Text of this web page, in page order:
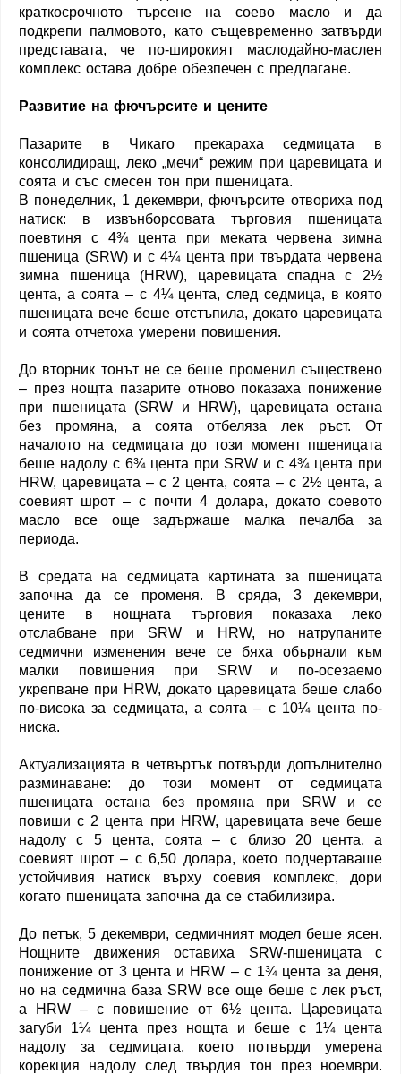
краткосрочното търсене на соево масло и да
подкрепи палмовото, като същевременно затвърди
представата, че по-широкият маслодайно-маслен
комплекс остава добре обезпечен с предлагане.
Развитие на фючърсите и цените
Пазарите в Чикаго прекараха седмицата в
консолидиращ, леко „мечи“ режим при царевицата и
соята и със смесен тон при пшеницата.
В понеделник, 1 декември, фючърсите отвориха под
натиск: в извънборсовата търговия пшеницата
поевтиня с 4¾ цента при меката червена зимна
пшеница (SRW) и с 4¼ цента при твърдата червена
зимна пшеница (HRW), царевицата спадна с 2½
цента, а соята – с 4¼ цента, след седмица, в която
пшеницата вече беше отстъпила, докато царевицата
и соята отчетоха умерени повишения.
До вторник тонът не се беше променил съществено
– през нощта пазарите отново показаха понижение
при пшеницата (SRW и HRW), царевицата остана
без промяна, а соята отбеляза лек ръст. От
началото на седмицата до този момент пшеницата
беше надолу с 6¾ цента при SRW и с 4¾ цента при
HRW, царевицата – с 2 цента, соята – с 2½ цента, а
соевият шрот – с почти 4 долара, докато соевото
масло все още задържаше малка печалба за
периода.
В средата на седмицата картината за пшеницата
започна да се променя. В сряда, 3 декември,
цените в нощната търговия показаха леко
отслабване при SRW и HRW, но натрупаните
седмични изменения вече се бяха обърнали към
малки повишения при SRW и по-осезаемо
укрепване при HRW, докато царевицата беше слабо
по-висока за седмицата, а соята – с 10¼ цента по-
ниска.
Актуализацията в четвъртък потвърди допълнително
разминаване: до този момент от седмицата
пшеницата остана без промяна при SRW и се
повиши с 2 цента при HRW, царевицата вече беше
надолу с 5 цента, соята – с близо 20 цента, а
соевият шрот – с 6,50 долара, което подчертаваше
устойчивия натиск върху соевия комплекс, дори
когато пшеницата започна да се стабилизира.
До петък, 5 декември, седмичният модел беше ясен.
Нощните движения оставиха SRW-пшеницата с
понижение от 3 цента и HRW – с 1¾ цента за деня,
но на седмична база SRW все още беше с лек ръст,
а HRW – с повишение от 6½ цента. Царевицата
загуби 1¼ цента през нощта и беше с 1¼ цента
надолу за седмицата, което потвърди умерена
корекция надолу след твърдия тон през ноември.